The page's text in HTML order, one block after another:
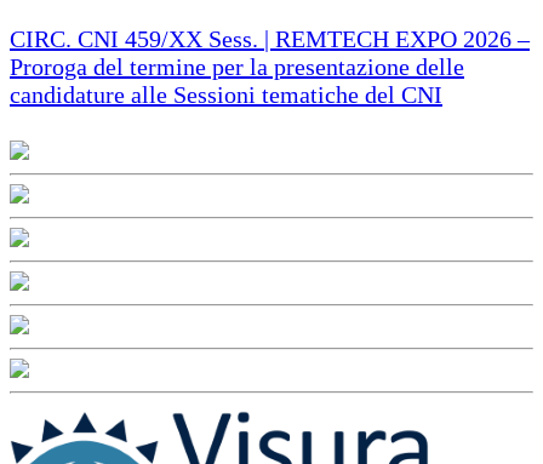
CIRC. CNI 459/XX Sess. | REMTECH EXPO 2026 –
Proroga del termine per la presentazione delle
candidature alle Sessioni tematiche del CNI